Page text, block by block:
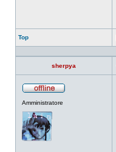
Top
sherpya
Amministratore